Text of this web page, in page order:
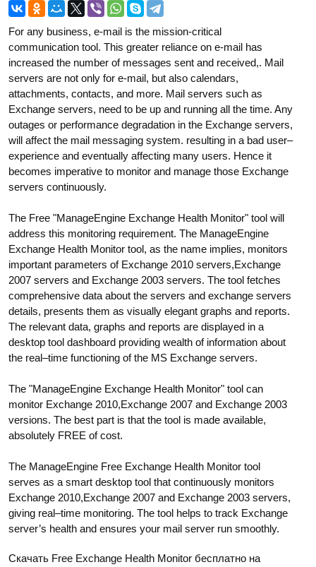
For any business, e-mail is the mission-critical
communication tool. This greater reliance on e-mail has
increased the number of messages sent and received,. Mail
servers are not only for e-mail, but also calendars,
attachments, contacts, and more. Mail servers such as
Exchange servers, need to be up and running all the time. Any
outages or performance degradation in the Exchange servers,
will affect the mail messaging system. resulting in a bad user–
experience and eventually affecting many users. Hence it
becomes imperative to monitor and manage those Exchange
servers continuously.
The Free "ManageEngine Exchange Health Monitor" tool will
address this monitoring requirement. The ManageEngine
Exchange Health Monitor tool, as the name implies, monitors
important parameters of Exchange 2010 servers,Exchange
2007 servers and Exchange 2003 servers. The tool fetches
comprehensive data about the servers and exchange servers
details, presents them as visually elegant graphs and reports.
The relevant data, graphs and reports are displayed in a
desktop tool dashboard providing wealth of information about
the real–time functioning of the MS Exchange servers.
The "ManageEngine Exchange Health Monitor" tool can
monitor Exchange 2010,Exchange 2007 and Exchange 2003
versions. The best part is that the tool is made available,
absolutely FREE of cost.
The ManageEngine Free Exchange Health Monitor tool
serves as a smart desktop tool that continuously monitors
Exchange 2010,Exchange 2007 and Exchange 2003 servers,
giving real–time monitoring. The tool helps to track Exchange
server’s health and ensures your mail server run smoothly.
Скачать Free Exchange Health Monitor бесплатно на